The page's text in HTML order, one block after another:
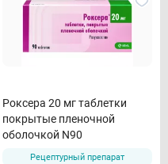
Роксера 20 мг таблетки
покрытые пленочной
оболочкой N90
Рецептурный препарат